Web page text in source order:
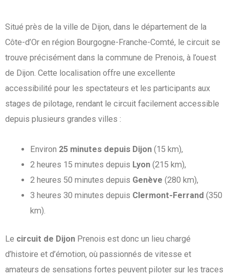
Situé près de la ville de Dijon, dans le département de la
Côte-d’Or en région Bourgogne-Franche-Comté, le circuit se
trouve précisément dans la commune de Prenois, à l’ouest
de Dijon. Cette localisation offre une excellente
accessibilité pour les spectateurs et les participants aux
stages de pilotage, rendant le circuit facilement accessible
depuis plusieurs grandes villes :
Environ 25 minutes depuis Dijon (15 km),
2 heures 15 minutes depuis Lyon (215 km),
2 heures 50 minutes depuis Genève(280 km),
3 heures 30 minutes depuis Clermont-Ferrand (350
km).
Le circuit de Dijon Prenois est donc un lieu chargé
d’histoire et d’émotion, où passionnés de vitesse et
amateurs de sensations fortes peuvent piloter sur les traces